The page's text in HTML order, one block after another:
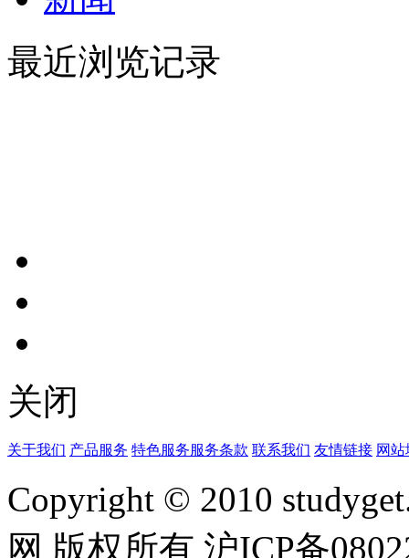
最近浏览记录
关闭
关于我们 产品服务 特色服务服务条款 联系我们 友情链接 网
Copyright © 2010
网 版权所有 沪ICP备